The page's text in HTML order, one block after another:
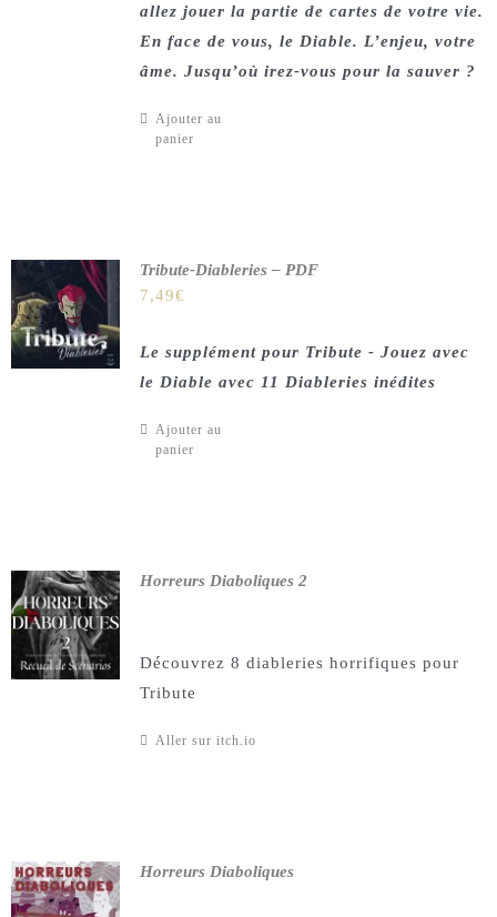
allez jouer la partie de cartes de votre vie.
En face de vous, le Diable. L’enjeu, votre
âme. Jusqu’où irez-vous pour la sauver ?
Ajouter au
panier
Tribute-Diableries – PDF
7,49€
Le supplément pour Tribute - Jouez avec
le Diable avec 11 Diableries inédites
Ajouter au
panier
Horreurs Diaboliques 2
Découvrez 8 diableries horrifiques pour
Tribute
Aller sur itch.io
Horreurs Diaboliques